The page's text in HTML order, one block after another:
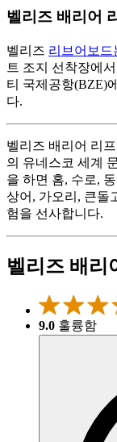
벨리즈 배리어
벨리즈 리브어보드
트 조지 선착장에
티 국제공항(BZE)
다.
벨리즈 배리어 리
의 유네스코 세계
을 하면 홈, 수로,
상어, 가오리, 큰돌
험을 선사합니다.
벨리즈 배리
9.0 훌륭함